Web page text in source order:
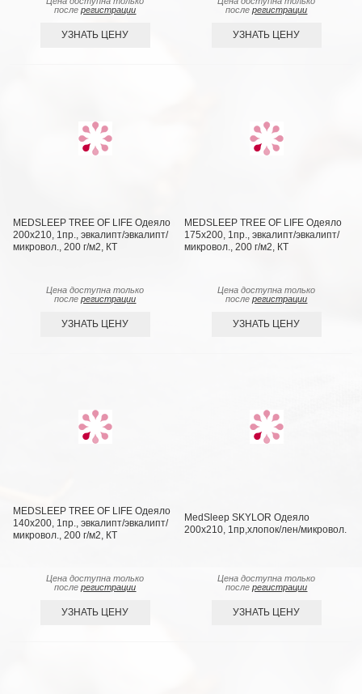
послерегистрации
УЗНАТЬ ЦЕНУ
послерегистрации
УЗНАТЬ ЦЕНУ
MEDSLEEP TREE OF LIFE Одеяло
200х210, 1пр., эвкалипт/эвкалипт/
микровол., 200 г/м2, КТ
Цена доступна только
послерегистрации
УЗНАТЬ ЦЕНУ
MEDSLEEP TREE OF LIFE Одеяло
175х200, 1пр., эвкалипт/эвкалипт/
микровол., 200 г/м2, КТ
Цена доступна только
послерегистрации
УЗНАТЬ ЦЕНУ
MEDSLEEP TREE OF LIFE Одеяло
140х200, 1пр., эвкалипт/эвкалипт/
микровол., 200 г/м2, КТ
Цена доступна только
послерегистрации
УЗНАТЬ ЦЕНУ
MedSleep SKYLOR Одеяло
200х210, 1пр,хлопок/лен/микровол.
Цена доступна только
послерегистрации
УЗНАТЬ ЦЕНУ